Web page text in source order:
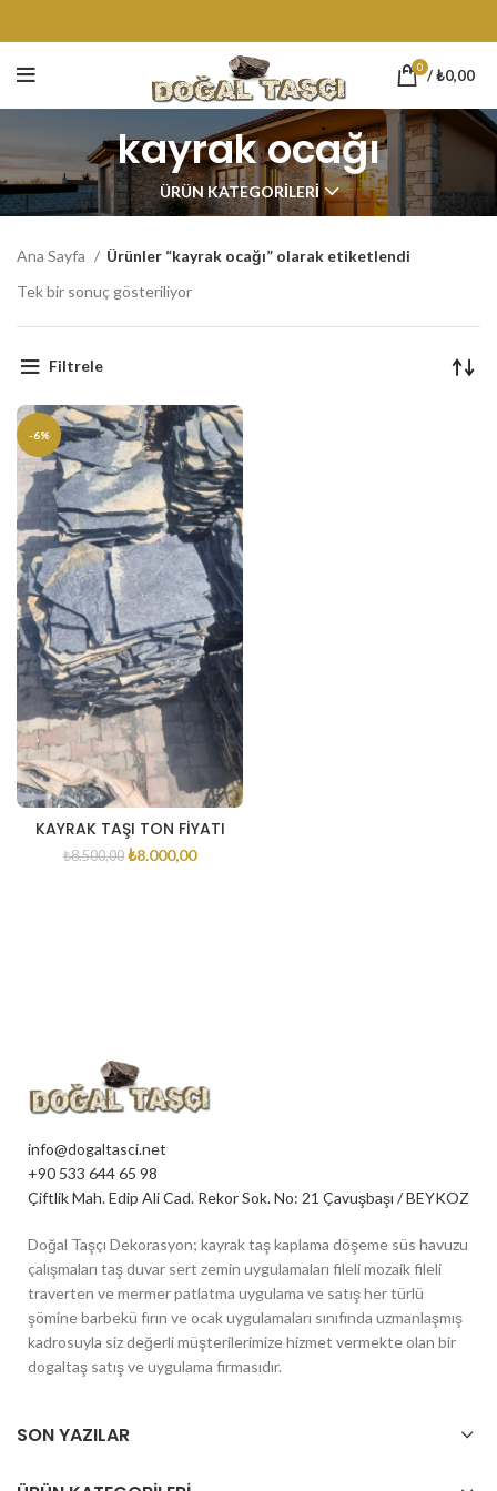
0 /₺0,00
kayrak ocağı
ÜRÜN KATEGORILERI
Ana Sayfa
Ürünler “kayrak ocağı” olarak etiketlendi
Tek bir sonuç gösteriliyor
Filtrele
-6%
KAYRAK TAŞI TON FİYATI
₺8.500,00 ₺8.000,00
info@dogaltasci.net
+90 533 644 65 98
Çiftlik Mah. Edip Ali Cad. Rekor Sok. No: 21 Çavuşbaşı / BEYKOZ
Doğal Taşçı Dekorasyon; kayrak taş kaplama döşeme süs havuzu
çalışmaları taş duvar sert zemin uygulamaları fileli mozaik fileli
traverten ve mermer patlatma uygulama ve satış her türlü
şömine barbekü fırın ve ocak uygulamaları sınıfında uzmanlaşmış
kadrosuyla siz değerli müşterilerimize hizmet vermekte olan bir
dogaltaş satış ve uygulama firmasıdır.
SON YAZILAR